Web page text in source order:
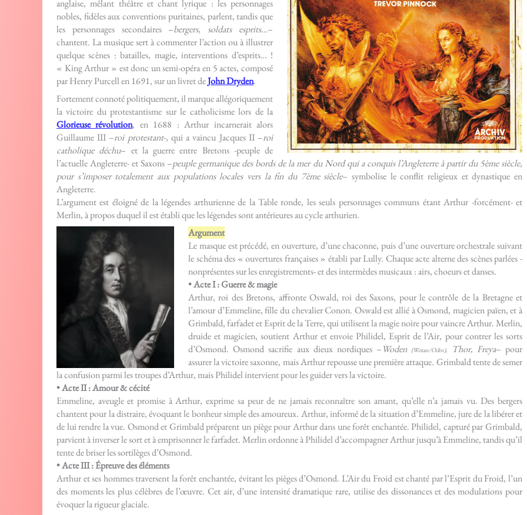
anglaise, mêlant théâtre et chant lyrique : les personnages
nobles, fidèles aux conventions puritaines, parlent, tandis que
les personnages secondaires –bergers, soldats esprits…–
chantent. La musique sert à commenter l’action ou à illustrer
quelque scènes : batailles, magie, interventions d’esprits… !
« King Arthur » est donc un semi-opéra en 5 actes, composé
par Henry Purcell en 1691, sur un livret deJohn Dryden.
Fortement connoté politiquement, il marque allégoriquement
la victoire du protestantisme sur le catholicisme lors de la
Glorieuse révolution, en 1688 : Arthur incarnerait alors
Guillaume III –roi protestant-, qui a vaincu Jacques II –roi
catholique déchu– et la guerre entre Bretons -peuple de
l’actuelle Angleterre- et Saxons –peuple germanique des bords de la mer du Nord qui a conquis l’Angleterre à partir du 5ème siècle,
pour s’imposer totalement aux populations locales vers la fin du 7ème siècle– symbolise le conflit religieux et dynastique en
Angleterre.
L’argument est éloigné de la légendes arthurienne de la Table ronde, les seuls personnages communs étant Arthur -forcément- et
Merlin, à propos duquel il est établi que les légendes sont antérieures au cycle arthurien.
Argument
Le masque est précédé, en ouverture, d’une chaconne, puis d’une ouverture orchestrale suivant
le schéma des « ouvertures françaises » établi par Lully. Chaque acte alterne des scènes parlées -
nonprésentes sur les enregistrements- et des intermèdes musicaux : airs, choeurs et danses.
• Acte I : Guerre & magie
Arthur, roi des Bretons, affronte Oswald, roi des Saxons, pour le contrôle de la Bretagne et
l’amour d’Emmeline, fille du chevalier Conon. Oswald est allié à Osmond, magicien païen, et à
Grimbald, farfadet et Esprit de la Terre, qui utilisent la magie noire pour vaincre Arthur. Merlin,
druide et magicien, soutient Arthur et envoie Philidel, Esprit de l’Air, pour contrer les sorts
d’Osmond. Osmond sacrifie aux dieux nordiques –Woden (Wotan/Odin), Thor, Freya– pour
assurer la victoire saxonne, mais Arthur repousse une première attaque. Grimbald tente de semer
la confusion parmi les troupes d’Arthur, mais Philidel intervient pour les guider vers la victoire.
• Acte II : Amour & cécité
Emmeline, aveugle et promise à Arthur, exprime sa peur de ne jamais reconnaître son amant, qu’elle n’a jamais vu. Des bergers
chantent pour la distraire, évoquant le bonheur simple des amoureux. Arthur, informé de la situation d’Emmeline, jure de la libérer et
de lui rendre la vue. Osmond et Grimbald préparent un piège pour Arthur dans une forêt enchantée. Philidel, capturé par Grimbald,
parvient à inverser le sort et à emprisonner le farfadet. Merlin ordonne à Philidel d’accompagner Arthur jusqu’à Emmeline, tandis qu’il
tente de briser les sortilèges d’Osmond.
• Acte III : Épreuve des éléments
Arthur et ses hommes traversent la forêt enchantée, évitant les pièges d’Osmond. L’Air du Froid est chanté par l’Esprit du Froid, l’un
des moments les plus célèbres de l’œuvre. Cet air, d’une intensité dramatique rare, utilise des dissonances et des modulations pour
évoquer la rigueur glaciale.